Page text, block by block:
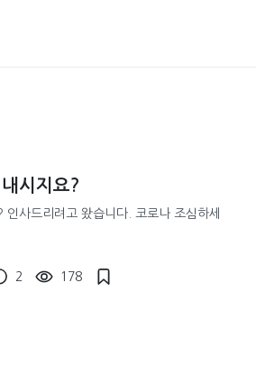
시지요?
인사드리려고 왔습니다. 코로나 조심하세
2 178